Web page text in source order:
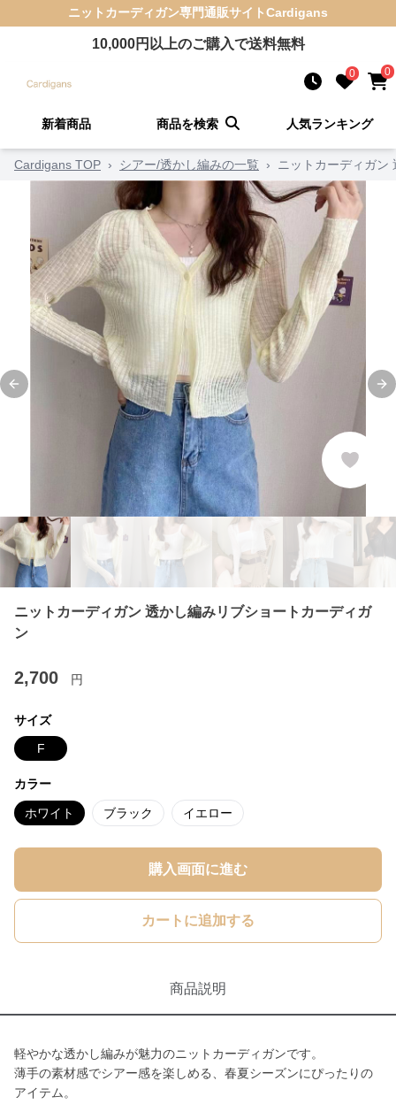
ニットカーディガン専門通販サイトCardigans
10,000円以上のご購入で送料無料
0 0
新着商品 商品を検索 人気ランキング
Cardigans TOP › シアー/透かし編みの一覧 › ニットカーディガン
Previous slide
ニットカーディガン 透かし編みリブショートカーディガ
ン
2,700 円
サイズ
F
カラー
ホワイト ブラック イエロー
購入画面に進む
カートに追加する
商品説明
軽やかな透かし編みが魅力のニットカーディガンです。
薄手の素材感でシアー感を楽しめる、春夏シーズンにぴったりの
アイテム。